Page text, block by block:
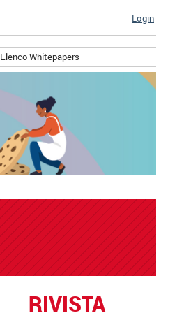
Login
Elenco Whitepapers
RIVISTA